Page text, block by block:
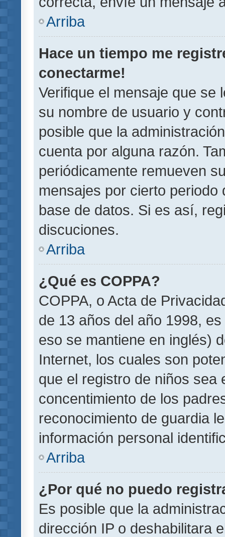
Arriba
Hace un tiempo me
conectarme!
Verifique el mensaje que se
su nombre de usuario y
posible que la
cuenta por alguna razón.
periódicamente remueven
mensajes por cierto
base de datos. Si es así,
discuciones.
Arriba
¿Qué es COPPA?
COPPA, o Acta de
de 13 años del año 1998,
eso se mantiene en inglés)
Internet, los cuales son
que el registro de niños sea
concentimiento de los
reconocimiento de guardia
información personal
Arriba
¿Por qué no puedo
Es posible que la
dirección IP o deshabilitara